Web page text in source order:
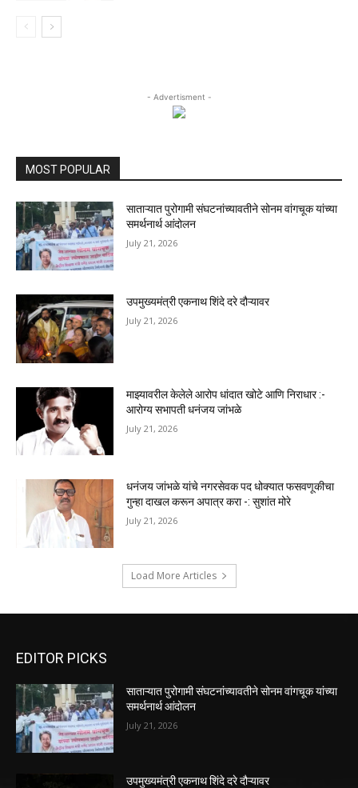
- Advertisment -
MOST POPULAR
साताऱ्यात पुरोगामी संघटनांच्यावतीने सोनम वांगचूक यांच्या
समर्थनार्थ आंदोलन
July 21, 2026
उपमुख्यमंत्री एकनाथ शिंदे दरे दौऱ्यावर
July 21, 2026
माझ्यावरील केलेले आरोप धांदात खोटे आणि निराधार :-
आरोग्य सभापती धनंजय जांभळे
July 21, 2026
धनंजय जांभळे यांचे नगरसेवक पद धोक्यात फसवणूकीचा
गुन्हा दाखल करून अपात्र करा -: सुशांत मोरे
July 21, 2026
Load More Articles
EDITOR PICKS
साताऱ्यात पुरोगामी संघटनांच्यावतीने सोनम वांगचूक यांच्या
समर्थनार्थ आंदोलन
July 21, 2026
उपमुख्यमंत्री एकनाथ शिंदे दरे दौऱ्यावर